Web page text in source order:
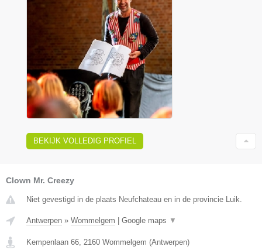
BEKIJK VOLLEDIG PROFIEL
Clown Mr. Creezy
Niet gevestigd in de plaats Neufchateau en in de provincie Luik.
Antwerpen » Wommelgem Google maps ▼
Kempenlaan 66, 2160 Wommelgem (Antwerpen)